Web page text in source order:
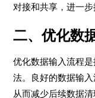
对接和共享，进一步
二、优化数
优化数据输入流程
法。良好的数据输
从而减少后续数据